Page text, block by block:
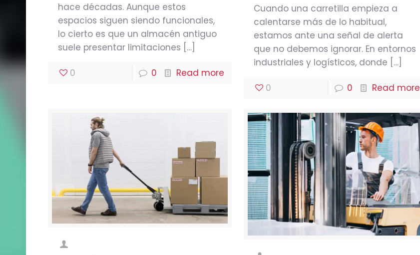
hace décadas. Aunque estos
espacios siguen siendo funcionales,
lo cierto es que un almacén antiguo
suele presentar limitaciones […]
0 0 Read more
Cuando una carretilla empieza a
calentarse más de lo habitual,
estamos ante una señal de alerta
que no debemos ignorar. En entornos
industriales y logísticos, donde […]
0 0 Read more